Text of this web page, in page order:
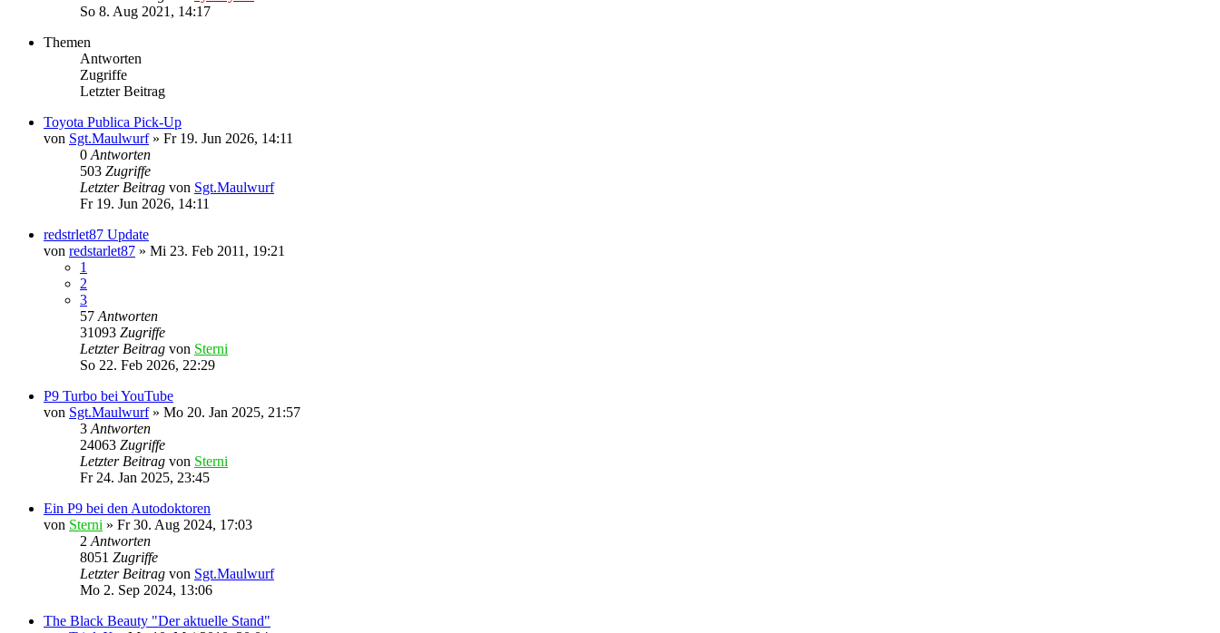
So 8. Aug 2021, 14:17
Themen
Antworten
Zugriffe
Letzter Beitrag
Toyota Publica Pick-Up
von Sgt.Maulwurf» Fr 19. Jun 2026, 14:11
0 Antworten
503 Zugriffe
Letzter Beitrag von Sgt.Maulwurf
Fr 19. Jun 2026, 14:11
redstrlet87 Update
von redstarlet87 » Mi 23. Feb 2011, 19:21
1
2
3
57 Antworten
31093 Zugriffe
Letzter Beitrag von Sterni
So 22. Feb 2026, 22:29
P9 Turbo bei YouTube
von Sgt.Maulwurf» Mo 20. Jan 2025, 21:57
3 Antworten
24063 Zugriffe
Letzter Beitrag von Sterni
Fr 24. Jan 2025, 23:45
Ein P9 bei den Autodoktoren
von Sterni » Fr 30. Aug 2024, 17:03
2 Antworten
8051 Zugriffe
Letzter Beitrag von Sgt.Maulwurf
Mo 2. Sep 2024, 13:06
The Black Beauty "Der aktuelle Stand"